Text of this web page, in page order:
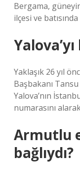
Bergama,
ilçesi ve
Yaklaşık 26 yıl
Başbakanı
Yalova’nın
numarasını
Armutlu
bağlıydı?